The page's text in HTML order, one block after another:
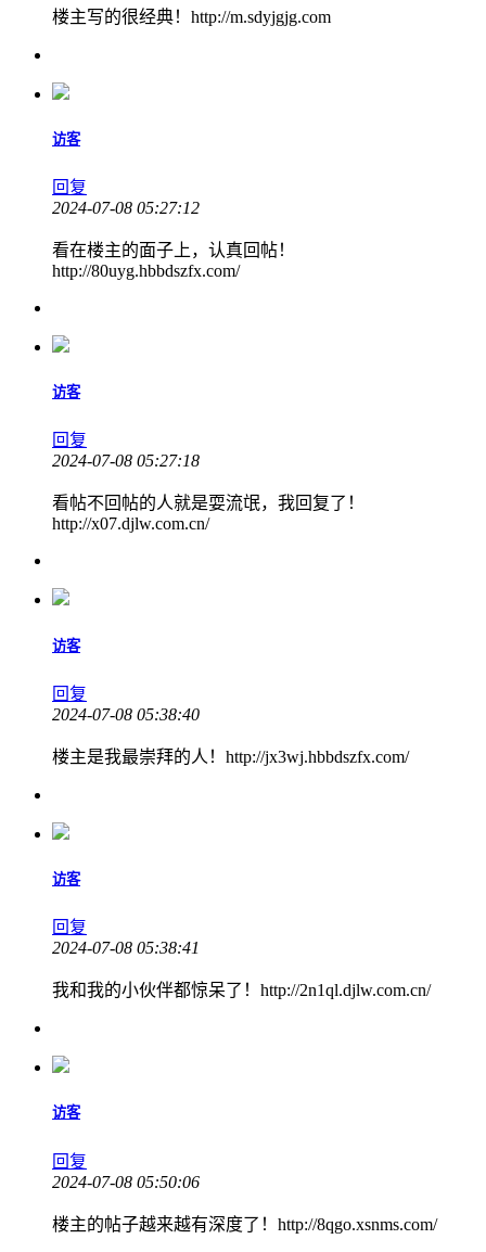
楼主写的很经典！http://m.sdyjgjg.com
访客
回复
2024-07-08 05:27:12
看在楼主的面子上，认真回帖！
http://80uyg.hbbdszfx.com/
访客
回复
2024-07-08 05:27:18
看帖不回帖的人就是耍流氓，我回复了！
http://x07.djlw.com.cn/
访客
回复
2024-07-08 05:38:40
楼主是我最崇拜的人！http://jx3wj.hbbdszfx.com/
访客
回复
2024-07-08 05:38:41
我和我的小伙伴都惊呆了！http://2n1ql.djlw.com.cn/
访客
回复
2024-07-08 05:50:06
楼主的帖子越来越有深度了！http://8qgo.xsnms.com/